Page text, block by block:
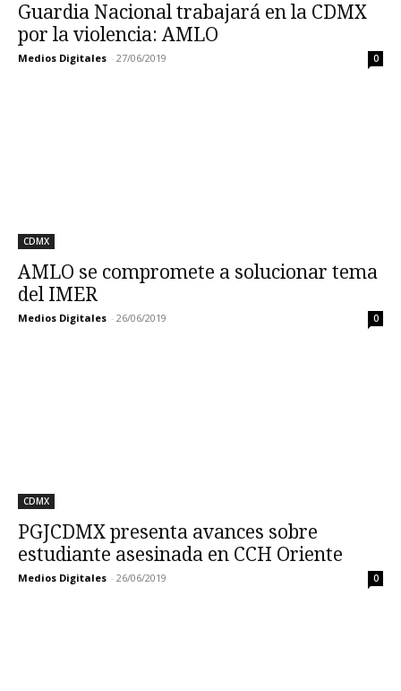
Guardia Nacional trabajará en la CDMX
por la violencia: AMLO
Medios Digitales - 27/06/2019 0
CDMX
AMLO se compromete a solucionar tema
del IMER
Medios Digitales - 26/06/2019 0
CDMX
PGJCDMX presenta avances sobre
estudiante asesinada en CCH Oriente
Medios Digitales - 26/06/2019 0